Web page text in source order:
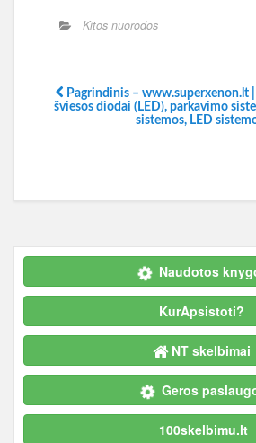
Kitos nuorodos
Pagrindinis – www.superxenon.lt
šviesos diodai (LED), parkavimo
sistemos, LED
Naudotos
KurApsistoti?
NT skelbimai
Geros
100skelbimu.lt